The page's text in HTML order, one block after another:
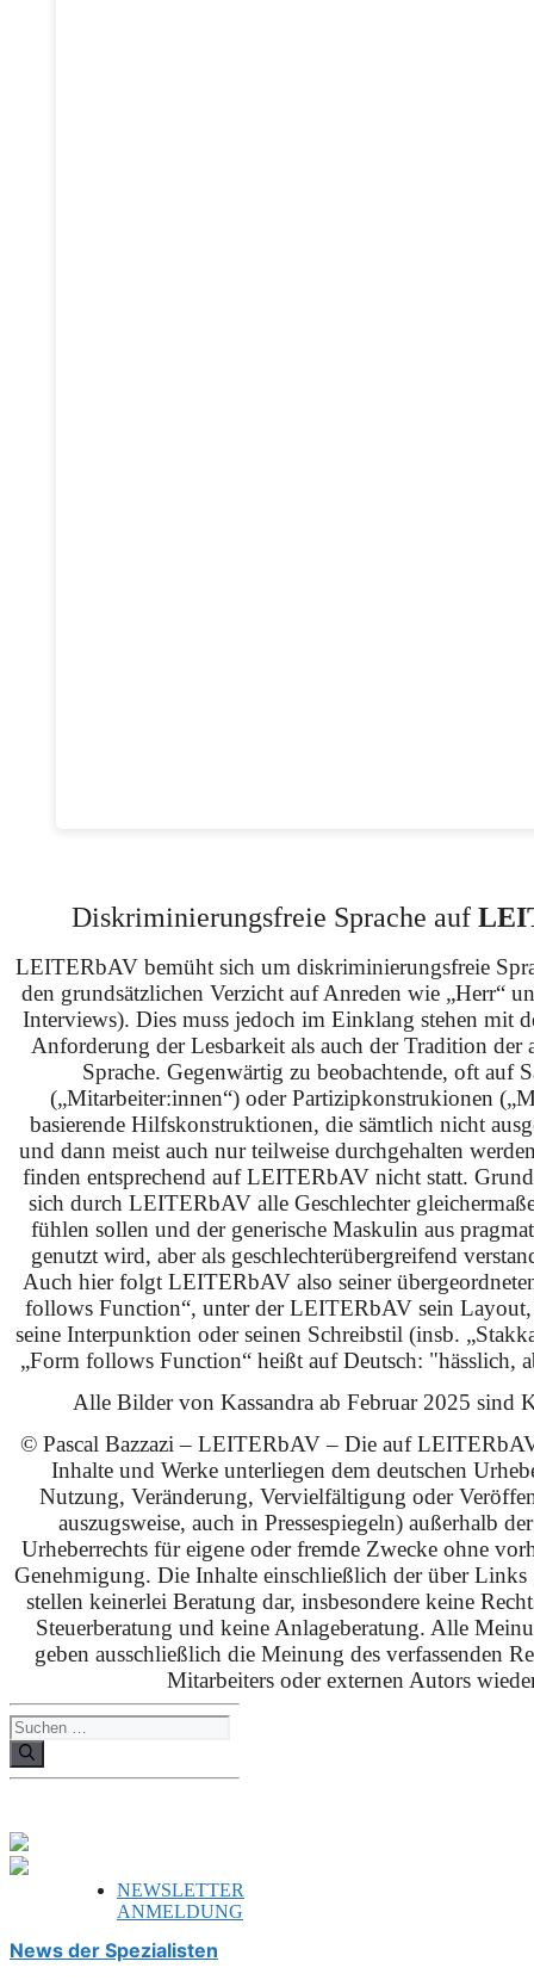
Diskriminierungsfreie Sprache auf
LEITERbAV bemüht sich um diskriminierungsfreie
den grundsätzlichen Verzicht auf Anreden wie „Herr“
Interviews). Dies muss jedoch im Einklang stehen mit
Anforderung der Lesbarkeit als auch der Tradition der
Sprache. Gegenwärtig zu beobachtende, oft auf
(„Mitarbeiter:innen“) oder Partizipkonstrukionen
basierende Hilfskonstruktionen, die sämtlich nicht
und dann meist auch nur teilweise durchgehalten
finden entsprechend auf LEITERbAV nicht statt.
sich durch LEITERbAV alle Geschlechter
fühlen sollen und der generische Maskulin aus
genutzt wird, aber als geschlechterübergreifend
Auch hier folgt LEITERbAV also seiner
follows Function“, unter der LEITERbAV sein Layout,
seine Interpunktion oder seinen Schreibstil (insb.
„Form follows Function“ heißt auf Deutsch: "hässlich,
Alle Bilder von Kassandra ab Februar 2025 sind
© Pascal Bazzazi – LEITERbAV – Die auf
Inhalte und Werke unterliegen dem deutschen
Nutzung, Veränderung, Vervielfältigung oder
auszugsweise, auch in Pressespiegeln) außerhalb
Urheberrechts für eigene oder fremde Zwecke ohne
Genehmigung. Die Inhalte einschließlich der über Links
stellen keinerlei Beratung dar, insbesondere keine
Steuerberatung und keine Anlageberatung. Alle
geben ausschließlich die Meinung des verfassenden
Mitarbeiters oder externen Autors
Suchen
nach:
NEWSLETTER
ANMELDUNG
News der Spezialisten